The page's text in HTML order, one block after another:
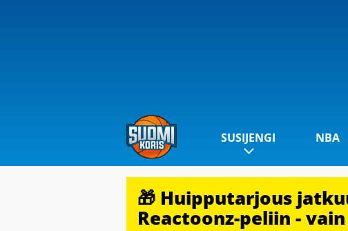
SUSIJENGI NBA
🎁 Huipputarjous
Reactoonz-peliin -